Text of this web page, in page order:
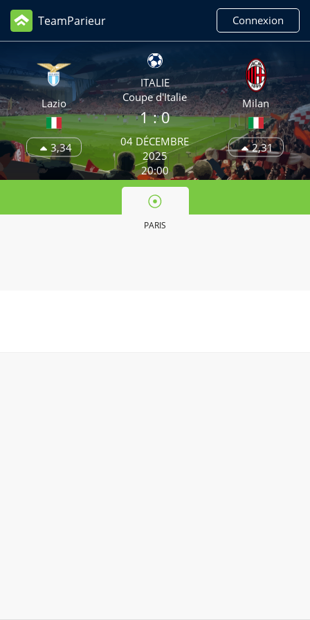
TeamParieur Connexion
Lazio
3,34
ITALIE
Coupe d'Italie
1: 0
04 DÉCEMBRE
2025
20:00
Milan
2,31
PARIS